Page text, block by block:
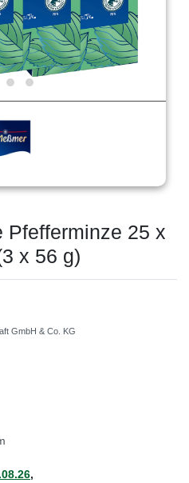
Pfefferminze 25 x
x 56 g)
GmbH & Co. KG
,